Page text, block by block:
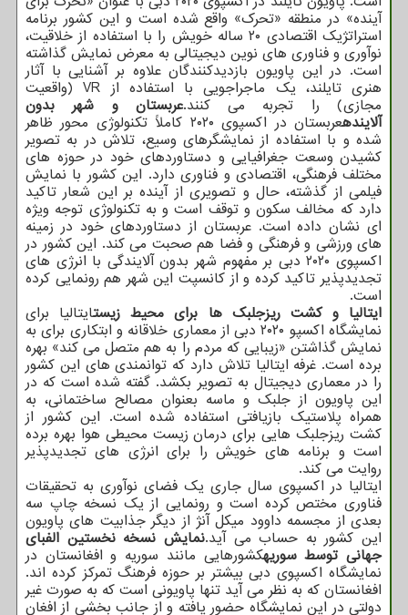
آینده» در منطقه «تحرک» واقع شده است و این کشور برنامه
استراتژیک اقتصادی ۲۰ ساله خویش را با استفاده از خلاقیت،
نوآوری و فناوری های نوین دیجیتالی به معرض نمایش گذاشته
است. در این پاویون بازدیدکنندگان علاوه بر آشنایی با آثار
هنری تایلند، یک ماجراجویی با استفاده از VR (واقعیت
مجازی) را تجربه می کنند.عربستان و شهر بدون
آلاینده عربستان در اکسپوی ۲۰۲۰ کاملاً تکنولوژی محور ظاهر
شده و با استفاده از نمایشگرهای وسیع، تلاش در به تصویر
کشیدن وسعت جغرافیایی و دستاوردهای خود در حوزه های
مختلف فرهنگی، اقتصادی و فناوری دارد. این کشور با نمایش
فیلمی از گذشته، حال و تصویری از آینده بر این شعار تاکید
دارد که مخالف سکون و توقف است و به تکنولوژی توجه ویژه
ای نشان داده است. عربستان از دستاوردهای خود در زمینه
های ورزشی و فرهنگی و فضا هم صحبت می کند. این کشور در
اکسپوی ۲۰۲۰ دبی بر مفهوم شهر بدون آلایندگی با انرژی های
تجدیدپذیر تاکید کرده و از کانسپت این شهر هم رونمایی کرده
است.
ایتالیا و کشت ریزجلبک ها برای محیط زیستایتالیا برای
نمایشگاه اکسپو ۲۰۲۰ دبی از معماری خلاقانه و ابتکاری برای به
نمایش گذاشتن «زیبایی که مردم را به هم متصل می کند» بهره
برده است. غرفه ایتالیا تلاش دارد که توانمندی های این کشور
را در معماری دیجیتال به تصویر بکشد. گفته شده است که در
این پاویون از جلبک و ماسه بعنوان مصالح ساختمانی، به
همراه پلاستیک بازیافتی استفاده شده است. این کشور از
کشت ریزجلبک هایی برای درمان زیست محیطی هوا بهره برده
است و برنامه های خویش را برای انرژی های تجدیدپذیر
روایت می کند.
ایتالیا در اکسپوی سال جاری یک فضای نوآوری به تحقیقات
فناوری مختص کرده است و رونمایی از یک نسخه چاپ سه
بعدی از مجسمه داوود میکل آنژ از دیگر جذابیت های پاویون
این کشور به حساب می آید.نمایش نسخه نخستین الفبای
جهانی توسط سوریهکشورهایی مانند سوریه و افغانستان در
نمایشگاه اکسپوی دبی بیشتر بر حوزه فرهنگ تمرکز کرده اند.
افغانستان که به نظر می آید تنها پاویونی است که به صورت غیر
دولتی در این نمایشگاه حضور یافته و از جانب بخشی از افغان